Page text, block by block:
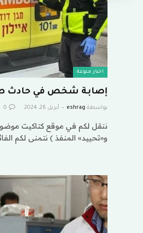
اخبار منوعة
إصابة شخص في حادث
بواسطة eshrag أبريل 26, 2024 0
ننقل لكم في موقع كتاكيت
و«تحييد» المنفذ ) نتمنى لكم